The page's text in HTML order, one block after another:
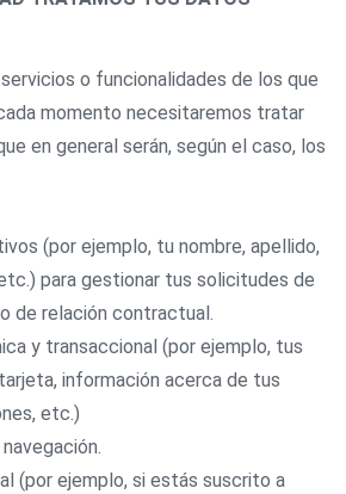
o funcionalidades de los que
momento necesitaremos tratar
en general serán, según el caso, los
(por ejemplo, tu nombre, apellido,
para gestionar tus solicitudes de
de relación contractual.
y transaccional (por ejemplo, tus
información acerca de tus
etc.)
(por ejemplo, si estás suscrito a